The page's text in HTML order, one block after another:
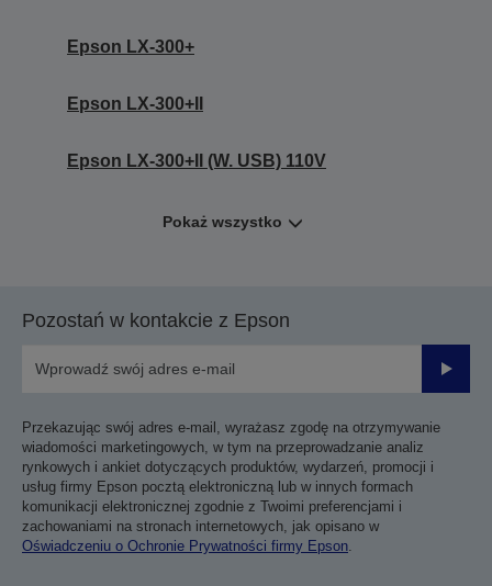
Epson LX-300+
Epson LX-300+II
Epson LX-300+II (W. USB) 110V
Pokaż wszystko
Pozostań w kontakcie z Epson
Przekazując swój adres e-mail, wyrażasz zgodę na otrzymywanie
wiadomości marketingowych, w tym na przeprowadzanie analiz
rynkowych i ankiet dotyczących produktów, wydarzeń, promocji i
usług firmy Epson pocztą elektroniczną lub w innych formach
komunikacji elektronicznej zgodnie z Twoimi preferencjami i
zachowaniami na stronach internetowych, jak opisano w
Oświadczeniu o Ochronie Prywatności firmy Epson.